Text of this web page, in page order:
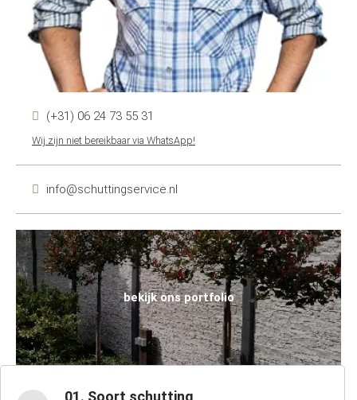
(+31) 06 24 73 55 31
Wij zijn niet bereikbaar via WhatsApp!
info@schuttingservice.nl
bekijk ons portfolio
01. Soort schutting